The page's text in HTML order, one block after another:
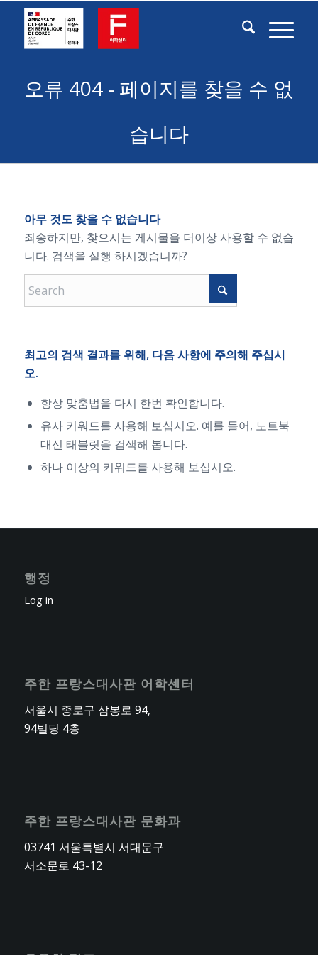
오류 404 - 페이지를 찾을 수 없
습니다
아무 것도 찾을 수 없습니다
죄송하지만, 찾으시는 게시물을 더이상 사용할 수 없습
니다. 검색을 실행 하시겠습니까?
최고의 검색 결과를 위해, 다음 사항에 주의해 주십시
오.
항상 맞춤법을 다시 한번 확인합니다.
유사 키워드를 사용해 보십시오. 예를 들어, 노트북
대신 태블릿을 검색해 봅니다.
하나 이상의 키워드를 사용해 보십시오.
행정
Log in
주한 프랑스대사관 어학센터
서울시 종로구 삼봉로 94,
94빌딩 4층
주한 프랑스대사관 문화과
03741 서울특별시 서대문구
서소문로 43-12